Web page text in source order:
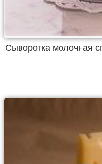
Сыворотка молочная